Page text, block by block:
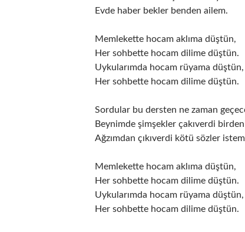
Evde haber bekler benden ailem.
Memlekette hocam aklıma düştün,
Her sohbette hocam dilime düştün.
Uykularımda hocam rüyama düştün,
Her sohbette hocam dilime düştün.
Sordular bu dersten ne zaman
Beynimde şimşekler çakıverdi birden
Ağzımdan çıkıverdi kötü sözler
Memlekette hocam aklıma düştün,
Her sohbette hocam dilime düştün.
Uykularımda hocam rüyama düştün,
Her sohbette hocam dilime düştün.